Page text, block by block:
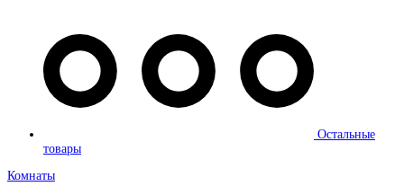
Остальные
товары
Комнаты